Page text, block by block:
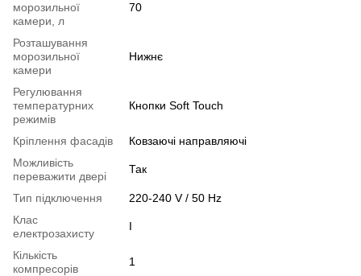
морозильної
камери, л
70
Розташування
морозильної
камери
Нижнє
Регулювання
температурних
режимів
Кнопки Soft Touch
Кріплення фасадів
Ковзаючі направляючі
Можливість
переважити двері
Так
Тип підключення
220-240 V / 50 Hz
Клас
електрозахисту
I
Кількість
компресорів
1